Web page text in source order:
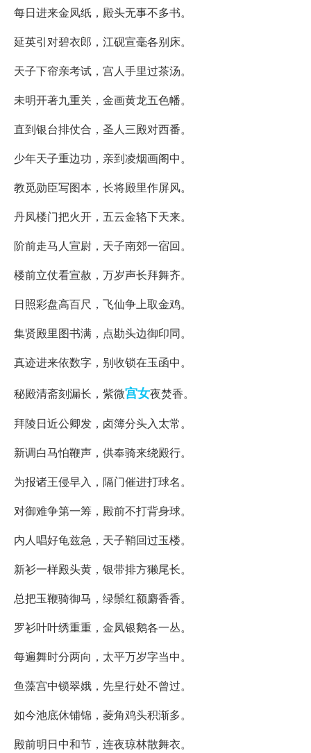
每日进来金凤纸，殿头无事不多书。
延英引对碧衣郎，江砚宣毫各别床。
天子下帘亲考试，宫人手里过茶汤。
未明开著九重关，金画黄龙五色幡。
直到银台排仗合，圣人三殿对西番。
少年天子重边功，亲到凌烟画阁中。
教觅勋臣写图本，长将殿里作屏风。
丹凤楼门把火开，五云金辂下天来。
阶前走马人宣尉，天子南郊一宿回。
楼前立仗看宣赦，万岁声长拜舞齐。
日照彩盘高百尺，飞仙争上取金鸡。
集贤殿里图书满，点勘头边御印同。
真迹进来依数字，别收锁在玉函中。
秘殿清斋刻漏长，紫微宫女夜焚香。
拜陵日近公卿发，卤簿分头入太常。
新调白马怕鞭声，供奉骑来绕殿行。
为报诸王侵早入，隔门催进打球名。
对御难争第一筹，殿前不打背身球。
内人唱好龟兹急，天子鞘回过玉楼。
新衫一样殿头黄，银带排方獭尾长。
总把玉鞭骑御马，绿鬃红额麝香香。
罗衫叶叶绣重重，金凤银鹅各一丛。
每遍舞时分两向，太平万岁字当中。
鱼藻宫中锁翠娥，先皇行处不曾过。
如今池底休铺锦，菱角鸡头积渐多。
殿前明日中和节，连夜琼林散舞衣。